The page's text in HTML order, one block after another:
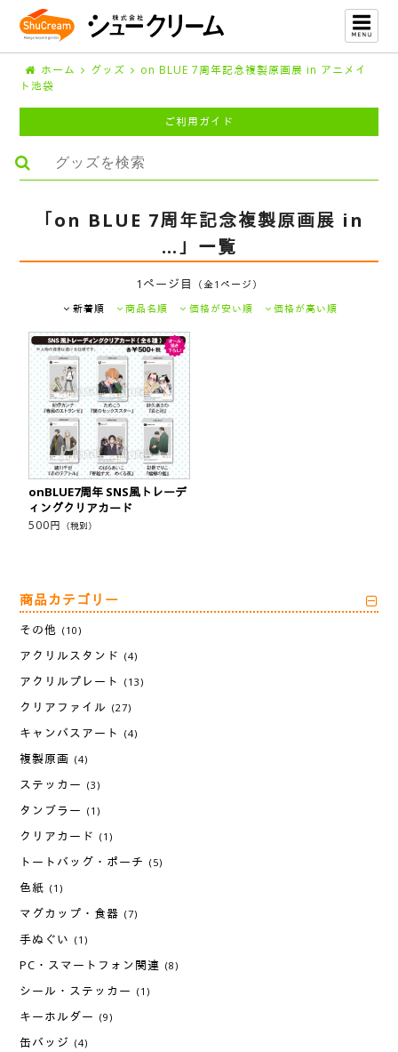
ホーム グッズ
on BLUE 7周年記念複製原画展 in アニメイ
ト池袋
ご利用ガイド
「on BLUE 7周年記念複製原画展 in
…」一覧
1ページ目
（全1ページ）
新着順
商品名順 価格が安い順 価格が高い順
onBLUE7周年 SNS風トレーデ
ィングクリアカード
500円 （税別）
商品カテゴリー
その他 (10)
アクリルスタンド (4)
アクリルプレート (13)
クリアファイル (27)
キャンバスアート (4)
複製原画 (4)
ステッカー (3)
タンブラー (1)
クリアカード (1)
トートバッグ・ポーチ (5)
色紙 (1)
マグカップ・食器 (7)
手ぬぐい (1)
PC・スマートフォン関連 (8)
シール・ステッカー (1)
キーホルダー (9)
缶バッジ (4)